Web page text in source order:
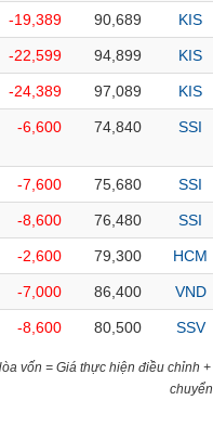
-19,389 90,689 KIS
-22,599 94,899 KIS
-24,389 97,089 KIS
-6,600 74,840 SSI
-7,600 75,680 SSI
-8,600 76,480 SSI
-2,600 79,300 HCM
-7,000 86,400 VND
-8,600 80,500 SSV
vốn = Giá thực hiện điều chỉnh +